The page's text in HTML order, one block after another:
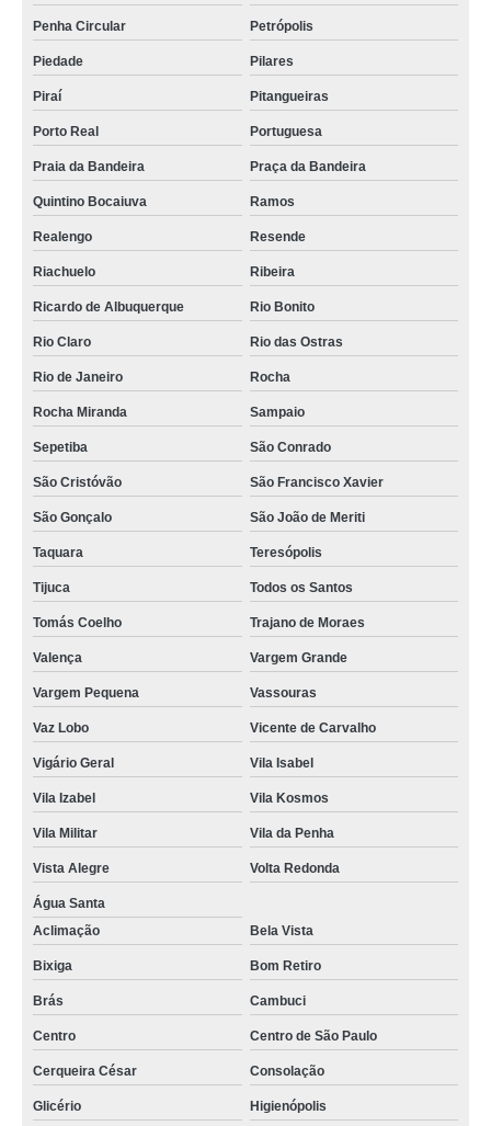
Penha Circular Petrópolis
Piedade Pilares
Piraí Pitangueiras
Porto Real Portuguesa
Praia da Bandeira Praça da Bandeira
Quintino Bocaiuva Ramos
Realengo Resende
Riachuelo Ribeira
Ricardo de Albuquerque Rio Bonito
Rio Claro Rio das Ostras
Rio de Janeiro Rocha
Rocha Miranda Sampaio
Sepetiba São Conrado
São Cristóvão São Francisco Xavier
São Gonçalo São João de Meriti
Taquara Teresópolis
Tijuca Todos os Santos
Tomás Coelho Trajano de Moraes
Valença Vargem Grande
Vargem Pequena Vassouras
Vaz Lobo Vicente de Carvalho
Vigário Geral Vila Isabel
Vila Izabel Vila Kosmos
Vila Militar Vila da Penha
Vista Alegre Volta Redonda
Água Santa
Aclimação
Bela Vista
Bixiga Bom Retiro
Brás Cambuci
Centro Centro de São Paulo
Cerqueira César Consolação
Glicério Higienópolis